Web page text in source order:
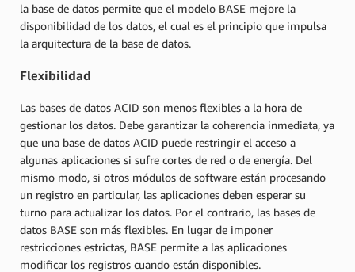
la base de datos permite que el modelo BASE mejore la
disponibilidad de los datos, el cual es el principio que impulsa
la arquitectura de la base de datos.
Flexibilidad
Las bases de datos ACID son menos flexibles a la hora de
gestionar los datos. Debe garantizar la coherencia inmediata, ya
que una base de datos ACID puede restringir el acceso a
algunas aplicaciones si sufre cortes de red o de energía. Del
mismo modo, si otros módulos de software están procesando
un registro en particular, las aplicaciones deben esperar su
turno para actualizar los datos. Por el contrario, las bases de
datos BASE son más flexibles. En lugar de imponer
restricciones estrictas, BASE permite a las aplicaciones
modificar los registros cuando están disponibles.